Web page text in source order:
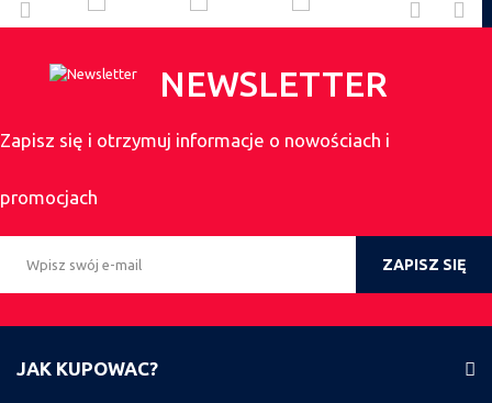
NEWSLETTER
Zapisz się i otrzymuj informacje o nowościach i
promocjach
ZAPISZ SIĘ
JAK KUPOWAC?